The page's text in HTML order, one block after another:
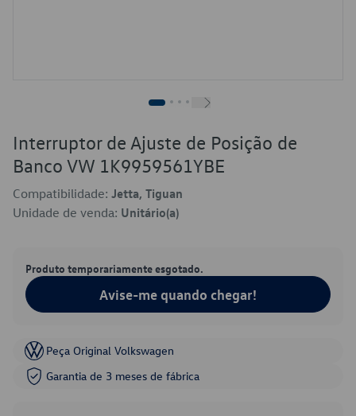
Interruptor de Ajuste de Posição de
Banco VW 1K9959561YBE
Compatibilidade: Jetta, Tiguan
Unidade de venda: Unitário(a)
Produto temporariamente esgotado.
Avise-me quando chegar!
Peça Original Volkswagen
Garantia de 3 meses de fábrica